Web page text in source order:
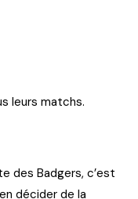
leurs matchs.
des Badgers, c’est
décider de la